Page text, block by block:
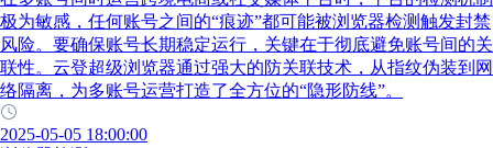
极为敏感，任何账号之间的“痕迹”都可能被浏览器检测触发封禁
风险。要确保账号长期稳定运行，关键在于彻底避免账号间的关
联性。云登超级浏览器通过强大的防关联技术，从指纹伪装到网
络隔离，为多账号运营打造了全方位的“隐形防线”。
2025-05-05 18:00:00